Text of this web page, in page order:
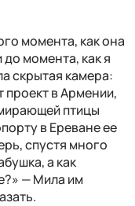
момента, как она
момента, как я
скрытая камера:
проект в Армении,
птицы
в Ереване ее
спустя много
а как
— Мила им